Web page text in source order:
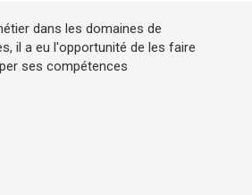
dans les domaines de
il a eu l'opportunité de les faire
ses compétences